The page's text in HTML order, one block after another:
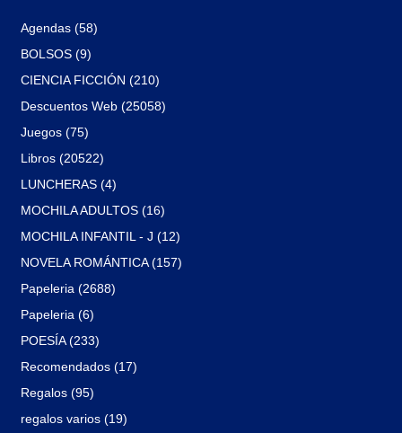
Agendas (58)
BOLSOS (9)
CIENCIA FICCIÓN (210)
Descuentos Web (25058)
Juegos (75)
Libros (20522)
LUNCHERAS (4)
MOCHILA ADULTOS (16)
MOCHILA INFANTIL - J (12)
NOVELA ROMÁNTICA (157)
Papeleria (2688)
Papeleria (6)
POESÍA (233)
Recomendados (17)
Regalos (95)
regalos varios (19)